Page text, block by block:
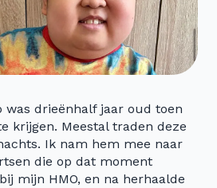
was drieënhalf jaar oud toen
krijgen. Meestal traden deze
Ik nam hem mee naar
die op dat moment
mijn HMO, en na herhaalde